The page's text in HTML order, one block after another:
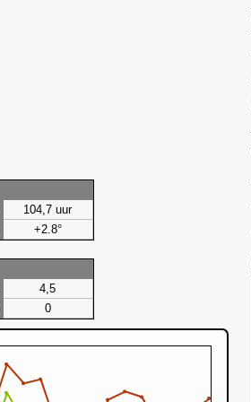
104,7 uur
+2.8°
4,5
0